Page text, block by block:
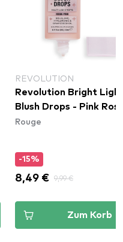
REVOLUTION
Revolution Bright
Blush Drops - Pink
Rouge
-15%
8,49 € 9,99 €
Zum Korb